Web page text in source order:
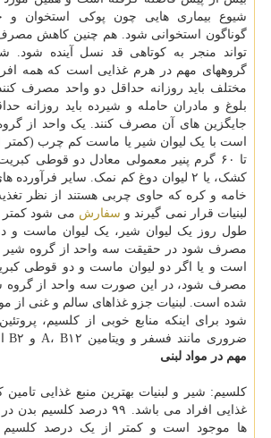
شیوع بیماری هایی چون پوکی استخوان
گوناگون استخوانی شود. هم چنین کاهش
تواند منجر به کوتاهی قد نسل آینده شود.
گروههای مهم در هرم غذایی است که همه
مختلف باید روزانه حداقل دو واحد مصرف
بلوغ و مادران حامله و شیرده باید روزانه
جایگزین های آن مصرف کنند. یک واحد از گروه
تا ۶۰ گرم پنیر معمولی معادل دو قوطی
کشک، یا ۲ لیوان دوغ کم نمک. سایر
خامه و کره که حاوی چربی هستند از نظر
لبنیات قرار نمی گیرند و سفارش می شود
طول روز یک لیوان شیر، یک لیوان ماست و
مصرف شود در حقیقت سه واحد از گروه شیر
است و یا اگر دو لیوان ماست و دو قوطی
مصرف شود، در این صورت سه واحد از گروه
شده است. لبنیات جزو غذاهای سالم و غنی از
شود برای اینکه منابع خوبی از کلسیم،
ضروری مانند فسفر و ویتامین A، B۱۲ و B۲ است.
مهم در مواد لبنی
کلسیم: شیر و لبنیات بهترین منبع غذایی تامین
غذایی افراد می باشد. ۹۹ درصد
ها موجود است و کمتر از یک درصد کلسیم